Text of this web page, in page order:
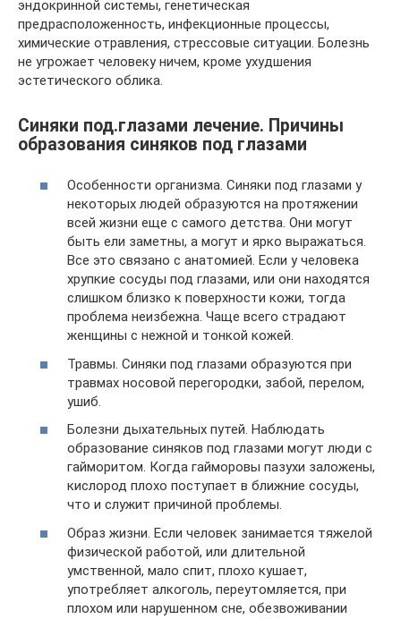
эндокринной системы, генетическая
предрасположенность, инфекционные процессы,
химические отравления, стрессовые ситуации. Болезнь
не угрожает человеку ничем, кроме ухудшения
эстетического облика.
Синяки под.глазами лечение. Причины
образования синяков под глазами
Особенности организма. Синяки под глазами у
некоторых людей образуются на протяжении
всей жизни еще с самого детства. Они могут
быть ели заметны, а могут и ярко выражаться.
Все это связано с анатомией. Если у человека
хрупкие сосуды под глазами, или они находятся
слишком близко к поверхности кожи, тогда
проблема неизбежна. Чаще всего страдают
женщины с нежной и тонкой кожей.
Травмы. Синяки под глазами образуются при
травмах носовой перегородки, забой, перелом,
ушиб.
Болезни дыхательных путей. Наблюдать
образование синяков под глазами могут люди с
гайморитом. Когда гайморовы пазухи заложены,
кислород плохо поступает в ближние сосуды,
что и служит причиной проблемы.
Образ жизни. Если человек занимается тяжелой
физической работой, или длительной
умственной, мало спит, плохо кушает,
употребляет алкоголь, переутомляется, при
плохом или нарушенном сне, обезвоживании